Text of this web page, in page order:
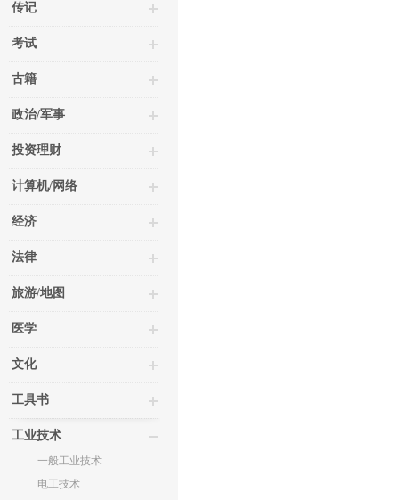
传记
考试
古籍
政治/军事
投资理财
计算机/网络
经济
法律
旅游/地图
医学
文化
工具书
工业技术
一般工业技术
电工技术